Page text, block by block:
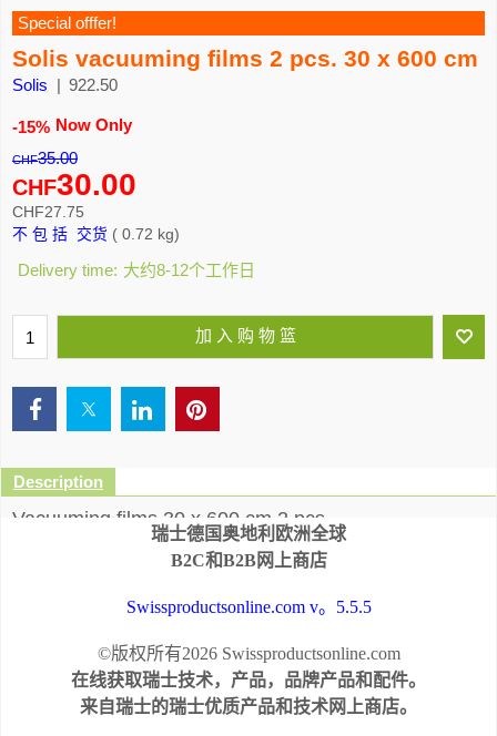
Special offfer!
Solis vacuuming films 2 pcs. 30 x 600 cm
Solis 922.50
-15% Now Only
CHF35.00
CHF30.00
CHF27.75
不 包 括 交货
0.72 kg
Delivery time: 大约8-12个工作日
加 入 购 物 篮
Description
Vacuuming films 30 x 600 cm 2 pcs.
Original food grade SOLIS vacuuming films. Tested and
瑞士德国奥地利欧洲全球
B2C和B2B网上商店
Swissproductsonline.com v。5.5.5
©版权所有2026 Swissproductsonline.com
在线获取瑞士技术，产品，品牌产品和配件。
来自瑞士的瑞士优质产品和技术网上商店。